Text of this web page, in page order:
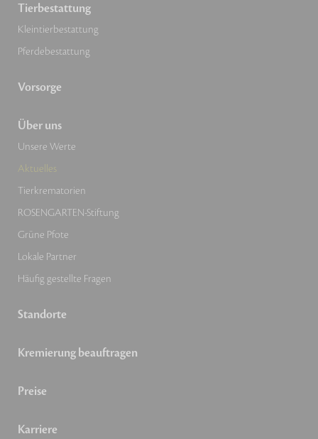
Tierbestattung
Kleintierbestattung
Pferdebestattung
Vorsorge
Über uns
Unsere Werte
Aktuelles
Tierkrematorien
ROSENGARTEN-Stiftung
Grüne Pfote
Lokale Partner
Häufig gestellte Fragen
Standorte
Kremierung beauftragen
Preise
Karriere